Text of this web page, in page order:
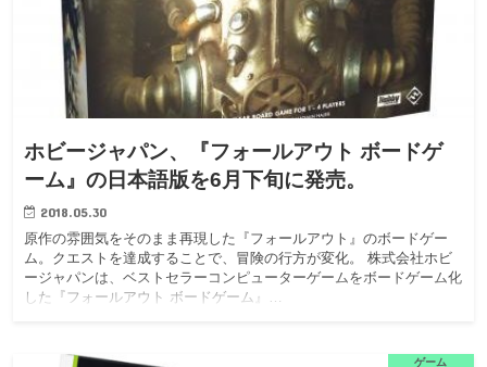
ホビージャパン、『フォールアウト ボードゲ
ーム』の日本語版を6月下旬に発売。
2018.05.30
原作の雰囲気をそのまま再現した『フォールアウト』のボードゲー
ム。クエストを達成することで、冒険の行方が変化。 株式会社ホビ
ージャパンは、ベストセラーコンピューターゲームをボードゲーム化
した『フォールアウト ボードゲーム』…
ゲーム